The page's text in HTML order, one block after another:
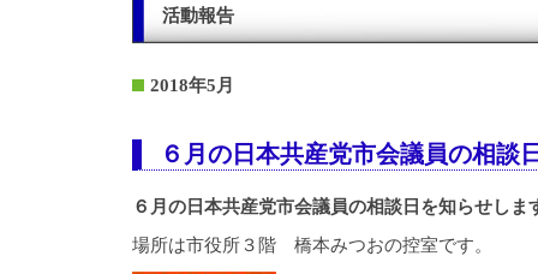
活動報告
2018年5月
６月の日本共産党市会議員の相談
６月の日本共産党市会議員の相談日を知らせしま
場所は市役所３階 橋本みつおの控室です。